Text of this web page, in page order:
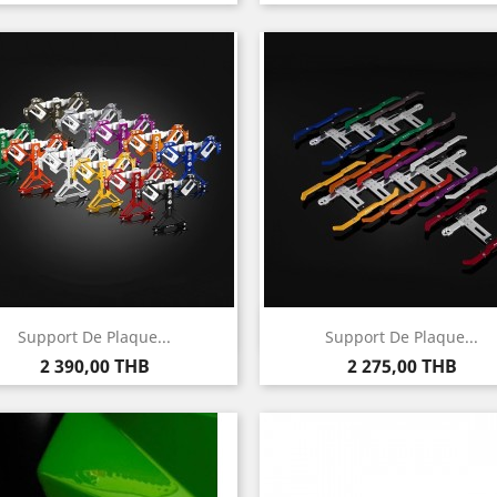
Support De Plaque...
Prix
2 390,00 THB
Aperçu rapide Support De Plaque...
Prix
2 275,00 THB
Aperçu rapide